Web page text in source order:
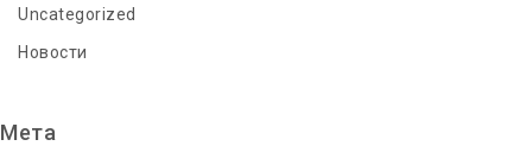
Uncategorized
Новости
Мета